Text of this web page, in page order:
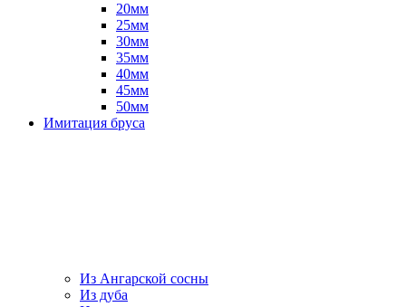
20мм
25мм
30мм
35мм
40мм
45мм
50мм
Имитация бруса
Из Ангарской сосны
Из дуба